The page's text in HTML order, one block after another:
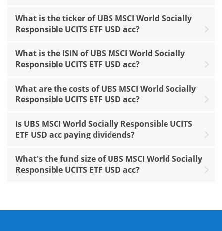
What is the ticker of UBS MSCI World Socially
Responsible UCITS ETF USD acc?
What is the ISIN of UBS MSCI World Socially
Responsible UCITS ETF USD acc?
What are the costs of UBS MSCI World Socially
Responsible UCITS ETF USD acc?
Is UBS MSCI World Socially Responsible UCITS
ETF USD acc paying dividends?
What's the fund size of UBS MSCI World Socially
Responsible UCITS ETF USD acc?